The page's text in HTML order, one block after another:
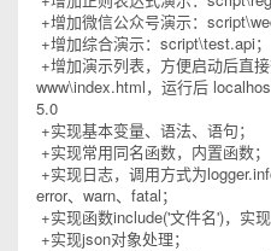
+增加微信公众号演示：
+增加综合演示：script\test.api；
+增加演示列表，方便启动后直接
www\index.html，运行后
5.0
+实现基本变量、语法、语句；
+实现常用同名函数，内置函数；
+实现日志，调用方式为
error、warn、fatal；
+实现函数include('文件名')，实
+实现json对象处理；